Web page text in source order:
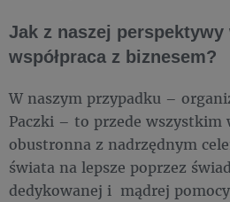
Jak z naszej perspektywy
współpraca z biznesem?
W naszym przypadku –
Paczki – to przede wszystkim
obustronna z nadrzędnym
świata na lepsze poprzez
dedykowanej i mądrej